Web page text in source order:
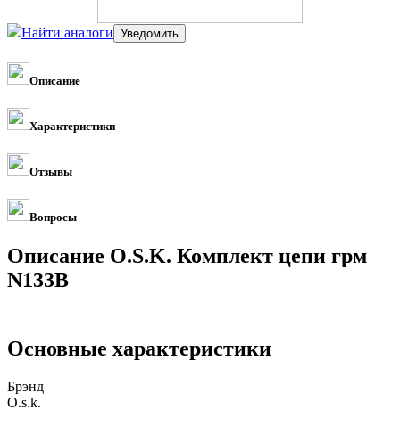
Найти аналоги
Описание
Характеристики
Отзывы
Вопросы
Описание O.S.K. Комплект цепи грм
N133B
Основные характеристики
Брэнд
O.s.k.